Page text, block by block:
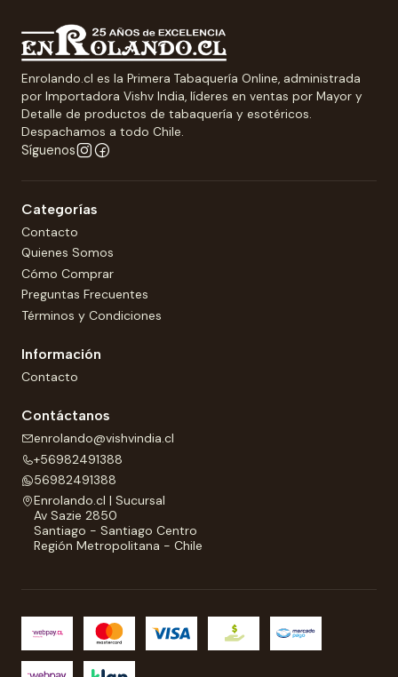
Enrolando.cl es la Primera Tabaquería Online, administrada
por Importadora Vishv India, líderes en ventas por Mayor y
Detalle de productos de tabaquería y esotéricos.
Despachamos a todo Chile.
Síguenos
Categorías
Contacto
Quienes Somos
Cómo Comprar
Preguntas Frecuentes
Términos y Condiciones
Información
Contacto
Contáctanos
enrolando@vishvindia.cl
+56982491388
56982491388
Enrolando.cl | Sucursal
Av Sazie 2850
Santiago - Santiago Centro
Región Metropolitana - Chile